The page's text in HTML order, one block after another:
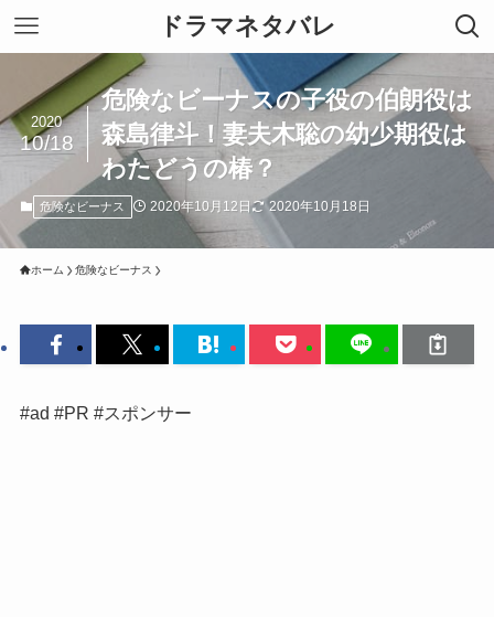
ドラマネタバレ
危険なビーナスの子役の伯朗役は
森島律斗！妻夫木聡の幼少期役は
わたどうの椿？
2020
10/18
危険なビーナス 2020年10月12日 2020年10月18日
ホーム 危険なビーナス
#ad #PR #スポンサー